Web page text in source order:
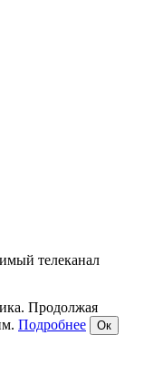
телеканал
Продолжая
Подробнее Ок